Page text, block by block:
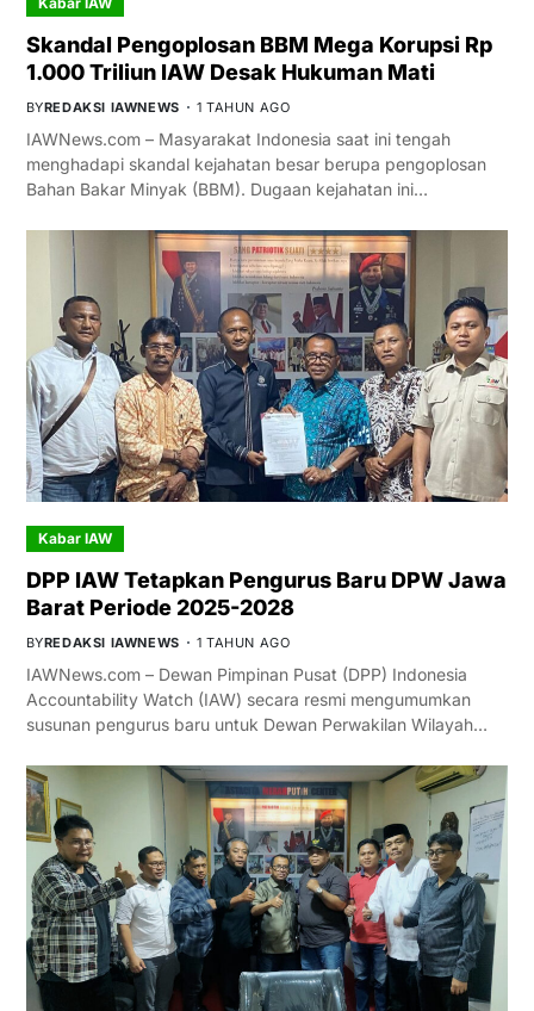
Skandal Pengoplosan BBM Mega Korupsi Rp
1.000 Triliun IAW Desak Hukuman Mati
BYREDAKSI IAWNEWS 1 TAHUN AGO
IAWNews.com – Masyarakat Indonesia saat ini tengah
menghadapi skandal kejahatan besar berupa pengoplosan
Bahan Bakar Minyak (BBM). Dugaan kejahatan ini…
Kabar IAW
DPP IAW Tetapkan Pengurus Baru DPW Jawa
Barat Periode 2025-2028
BYREDAKSI IAWNEWS 1 TAHUN AGO
IAWNews.com – Dewan Pimpinan Pusat (DPP) Indonesia
Accountability Watch (IAW) secara resmi mengumumkan
susunan pengurus baru untuk Dewan Perwakilan Wilayah…